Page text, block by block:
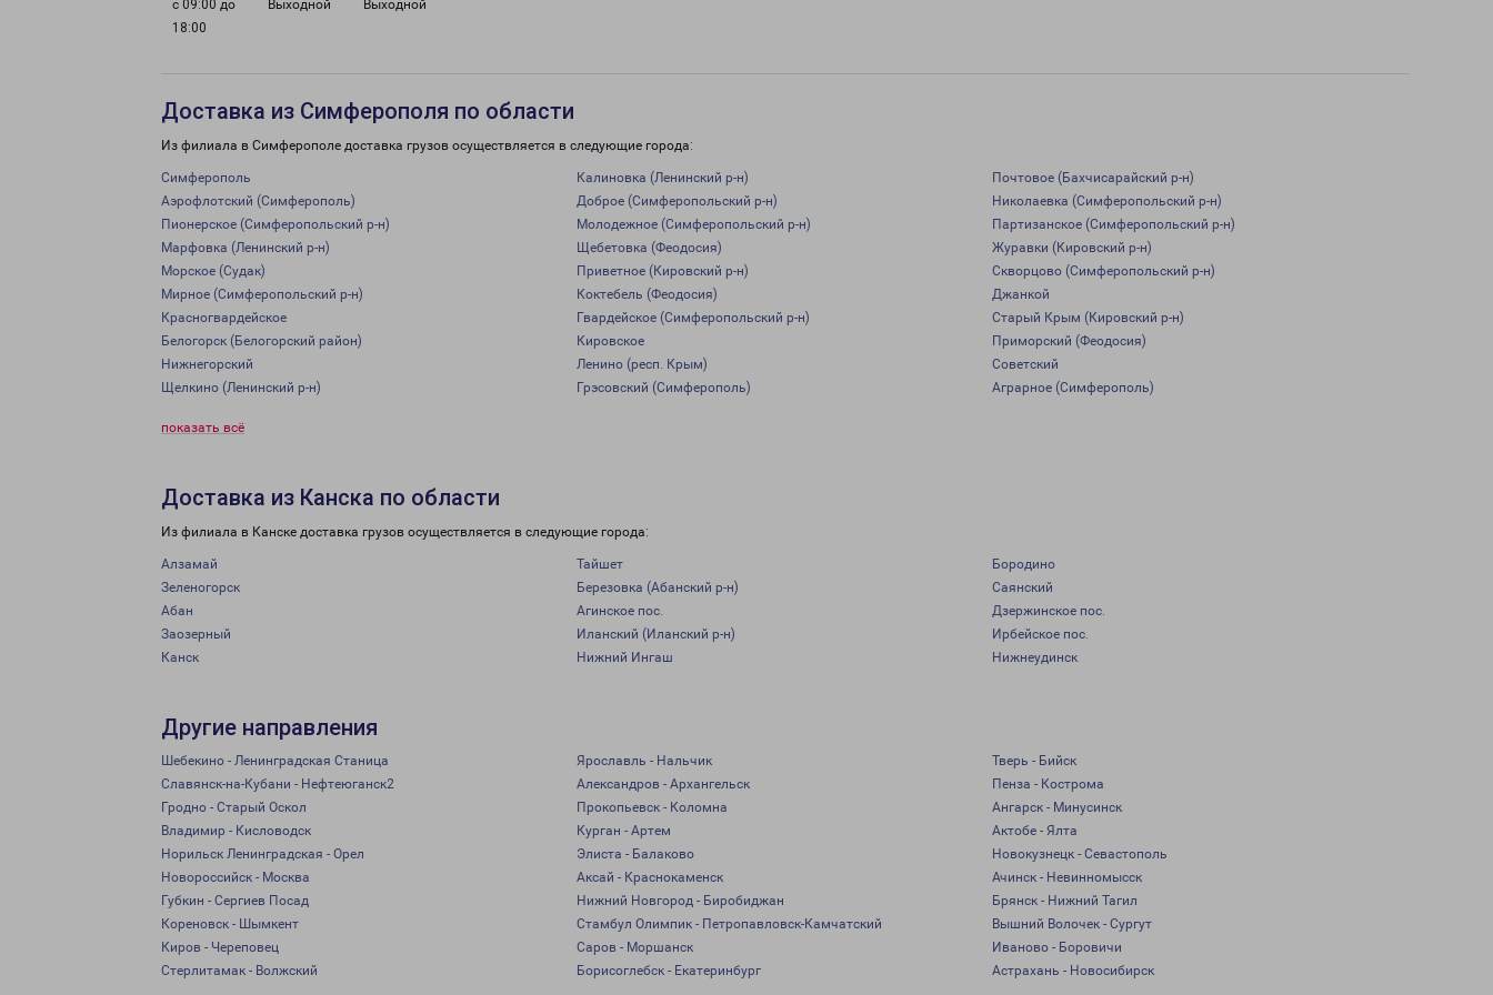
с 09:00 до
18:00
Выходной Выходной
Доставка из Симферополя по области
Из филиала в Симферополе доставка грузов осуществляется в следующие города:
Симферополь Калиновка (Ленинский р-н)
Почтовое (Бахчисарайский р-н)
Аэрофлотский (Симферополь)
Доброе (Симферопольский р-н)
Николаевка (Симферопольский р-н)
Пионерское (Симферопольский р-н)
Молодежное (Симферопольский р-н)
Партизанское (Симферопольский р-н)
Марфовка (Ленинский р-н)
Щебетовка (Феодосия)
Журавки (Кировский р-н)
Морское (Судак)
Приветное (Кировский р-н)
Скворцово (Симферопольский р-н)
Мирное (Симферопольский р-н)
Коктебель (Феодосия)
Джанкой
Красногвардейское
Гвардейское (Симферопольский р-н)
Старый Крым (Кировский р-н)
Белогорск (Белогорский район)
Кировское
Приморский (Феодосия)
Нижнегорский
Ленино (респ. Крым)
Советский
Щелкино (Ленинский р-н)
Грэсовский (Симферополь) Аграрное (Симферополь)
показать всё
Доставка из Канска по области
Из филиала в Канске доставка грузов осуществляется в следующие города:
Алзамай Тайшет
Бородино
Зеленогорск
Березовка (Абанский р-н)
Саянский
Абан
Агинское пос.
Дзержинское пос.
Заозерный
Иланский (Иланский р-н)
Ирбейское пос.
Канск
Нижний Ингаш Нижнеудинск
Другие направления
Шебекино - Ленинградская Станица Ярославль - Нальчик
Тверь - Бийск
Славянск-на-Кубани - Нефтеюганск2
Александров - Архангельск
Пенза - Кострома
Гродно - Старый Оскол
Прокопьевск - Коломна
Ангарск - Минусинск
Владимир - Кисловодск
Курган - Артем
Актобе - Ялта
Норильск Ленинградская - Орел
Элиста - Балаково
Новокузнецк - Севастополь
Новороссийск - Москва
Аксай - Краснокаменск
Ачинск - Невинномысск
Губкин - Сергиев Посад
Нижний Новгород - Биробиджан
Брянск - Нижний Тагил
Кореновск - Шымкент
Стамбул Олимпик - Петропавловск-Камчатский
Вышний Волочек - Сургут
Киров - Череповец
Саров - Моршанск
Иваново - Боровичи
Стерлитамак - Волжский
Борисоглебск - Екатеринбург Астрахань - Новосибирск